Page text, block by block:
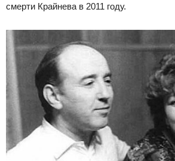
смерти Крайнева в 2011 году.